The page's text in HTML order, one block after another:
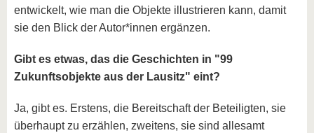
entwickelt, wie man die Objekte illustrieren kann, damit
sie den Blick der Autor*innen ergänzen.
Gibt es etwas, das die Geschichten in "99
Zukunftsobjekte aus der Lausitz" eint?
Ja, gibt es. Erstens, die Bereitschaft der Beteiligten, sie
überhaupt zu erzählen, zweitens, sie sind allesamt